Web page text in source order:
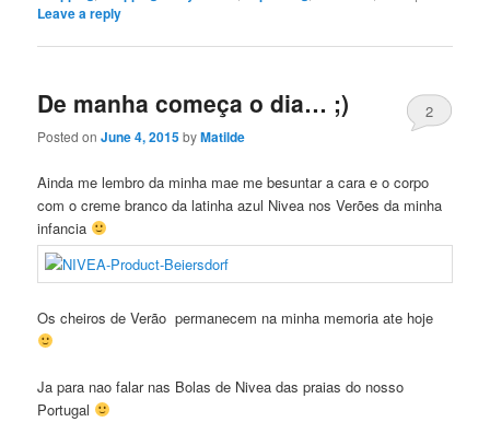
Leave a reply
De manha começa o dia… ;)
Posted onJune 4, 2015byMatilde
2
Ainda me lembro da minha mae me besuntar a cara e o corpo
com o creme branco da latinha azul Nivea nos Verões da minha
infancia
Os cheiros de Verão permanecem na minha memoria ate hoje
Ja para nao falar nas Bolas de Nivea das praias do nosso
Portugal